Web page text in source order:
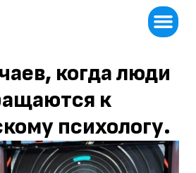
когда люди
к
психологу.